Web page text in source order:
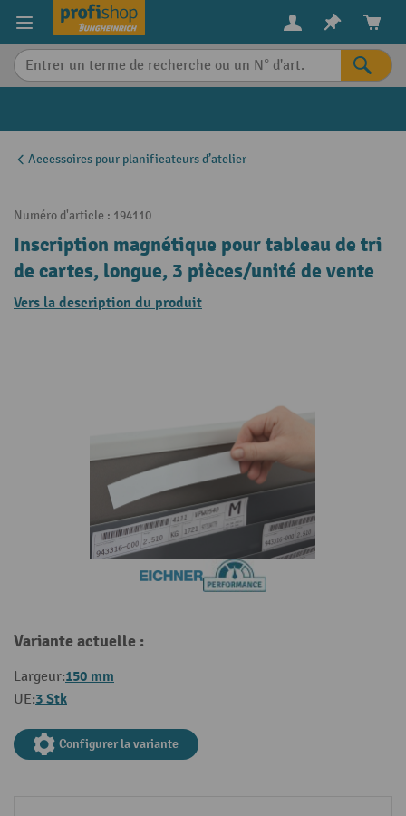
content
Accessoires pour planificateurs d’atelier
Numéro d'article : 194110
Inscription magnétique pour tableau de tri
de cartes, longue, 3 pièces/unité de vente
Vers la description du produit
Variante actuelle :
Largeur:150 mm
UE:3 Stk
Configurer la variante